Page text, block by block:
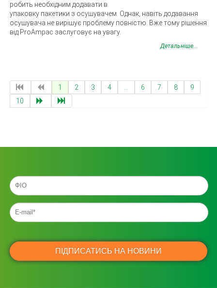
робить необхідним додавати в
упаковку пакетики з осушувачем. Однак, навіть додавання
осушувача не вирішує проблему повністю. Вже тому рішення
від ProAmpac заслуговує на увагу.
Детальніше...
1 2 3 4 6 7 8
9
10